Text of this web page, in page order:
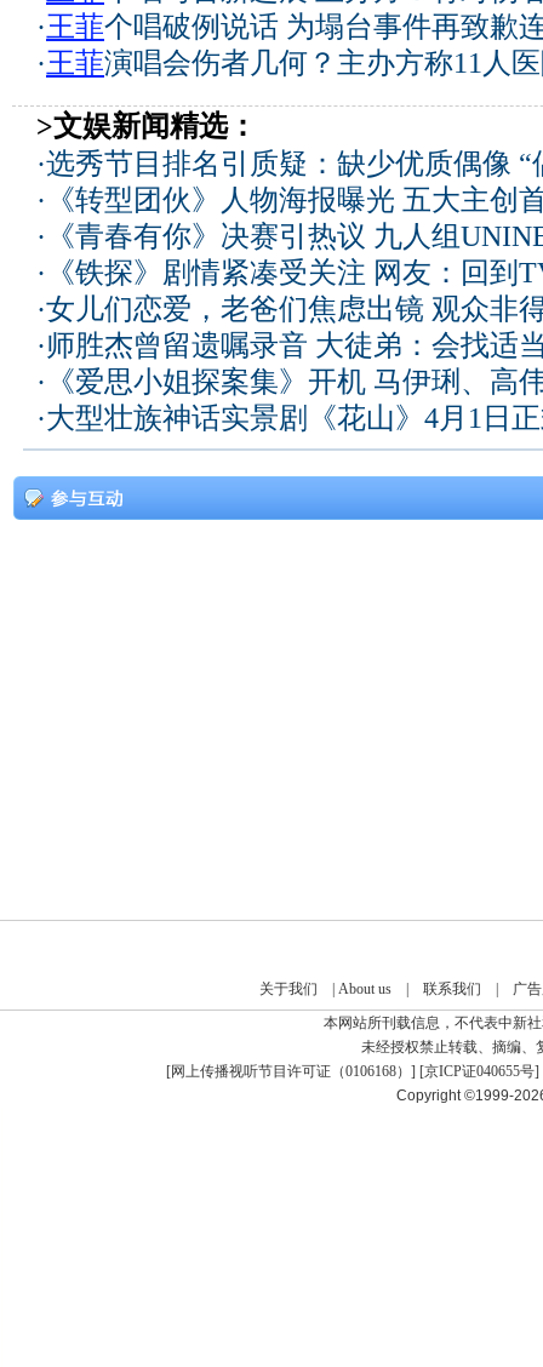
·王菲个唱破例说话 为塌台事件再致歉
·王菲演唱会伤者几何？主办方称11人
>文娱新闻精选：
·选秀节目排名引质疑：缺少优质偶像 “
· 《转型团伙》人物海报曝光 五大主创
· 《青春有你》决赛引热议 九人组
· 《铁探》剧情紧凑受关注 网友：回到
·女儿们恋爱，老爸们焦虑出镜 观众非
·师胜杰曾留遗嘱录音 大徒弟：会找适
· 《爱思小姐探案集》开机 马伊琍、高
·大型壮族神话实景剧《花山》4月1日
关于我们 About us| 联系我们
广
本网站所刊载信息，不代表中新
未经授权禁止转载、摘编、
[网上传播视听节目许可证（0106168） ] [京ICP证040655号]
Copyright ©1999-